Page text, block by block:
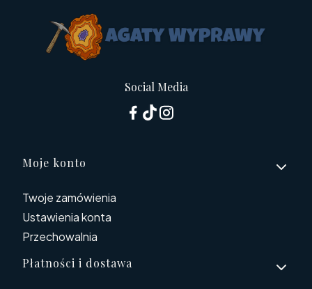
Social Media
Linki w stopce
Moje konto
Twoje zamówienia
Ustawienia konta
Przechowalnia
Płatności i dostawa